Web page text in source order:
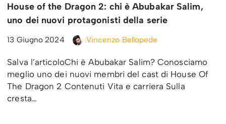
House of the Dragon 2: chi è Abubakar Salim,
uno dei nuovi protagonisti della serie
13 Giugno 2024 Vincenzo Bellopede
Salva l’articoloChi è Abubakar Salim? Conosciamo
meglio uno dei nuovi membri del cast di House Of
The Dragon 2 Contenuti Vita e carriera Sulla
cresta…